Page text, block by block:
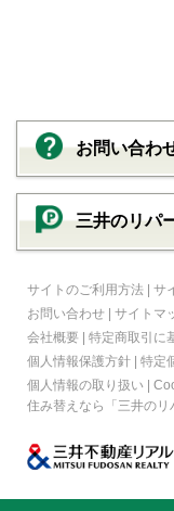
お問い合わ
三井のリパ
サイトのご利用方法 | サ
お問い合わせ | サイトマ
会社概要 | 特定商取引に
個人情報保護方針 | 特定
個人情報の取り扱い |
住み替えなら
「三井のリ